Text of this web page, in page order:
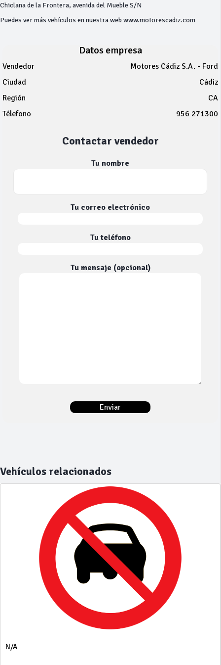
Chiclana de la Frontera, avenida del Mueble S/N
Puedes ver más vehículos en nuestra web www.motorescadiz.com
Datos empresa
Vendedor
Motores Cádiz S.A. - Ford
Ciudad
Cádiz
Región
CA
Télefono
956 271300
Contactar vendedor
Tu nombre
Tu correo electrónico
Tu teléfono
Tu mensaje (opcional)
Vehículos relacionados
N/A